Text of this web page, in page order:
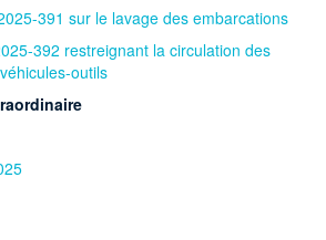
391 sur le lavage des embarcations
392 restreignant la circulation des
outils